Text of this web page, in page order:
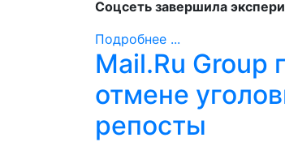
Соцсеть завершила
Подробнее ...
Mail.Ru Group
отмене
репосты